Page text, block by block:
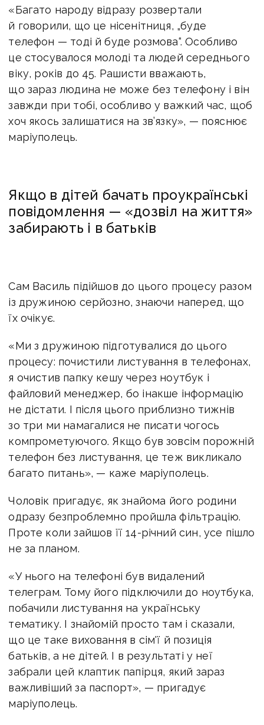
«Багато народу відразу розвертали
й говорили, що це нісенітниця, „буде
телефон — тоді й буде розмова“. Особливо
це стосувалося молоді та людей середнього
віку, років до 45. Рашисти вважають,
що зараз людина не може без телефону і він
завжди при тобі, особливо у важкий час, щоб
хоч якось залишатися на зв’язку», — пояснює
маріуполець.
Якщо в дітей бачать проукраїнські
повідомлення — «дозвіл на життя»
забирають і в батьків
Сам Василь підійшов до цього процесу разом
із дружиною серйозно, знаючи наперед, що
їх очікує.
«Ми з дружиною підготувалися до цього
процесу: почистили листування в телефонах,
я очистив папку кешу через ноутбук і
файловий менеджер, бо інакше інформацію
не дістати. І після цього приблизно тижнів
зо три ми намагалися не писати чогось
компрометуючого. Якщо був зовсім порожній
телефон без листування, це теж викликало
багато питань», — каже маріуполець.
Чоловік пригадує, як знайома його родини
одразу безпроблемно пройшла фільтрацію.
Проте коли зайшов її 14-річний син, усе пішло
не за планом.
«У нього на телефоні був видалений
телеграм. Тому його підключили до ноутбука,
побачили листування на українську
тематику. І знайомій просто там і сказали,
що це таке виховання в сім'ї й позиція
батьків, а не дітей. І в результаті у неї
забрали цей клаптик папірця, який зараз
важливіший за паспорт», — пригадує
маріуполець.